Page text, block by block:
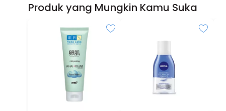
Produk yang Mungkin Kamu Suka